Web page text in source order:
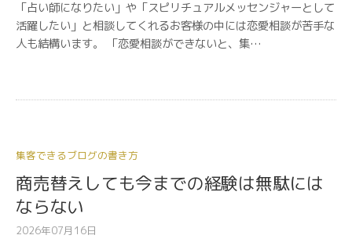
「占い師になりたい」や「スピリチュアルメッセンジャーとして
活躍したい」と相談してくれるお客様の中には恋愛相談が苦手な
人も結構います。 「恋愛相談ができないと、集…
集客できるブログの書き方
商売替えしても今までの経験は無駄には
ならない
2026年07月16日